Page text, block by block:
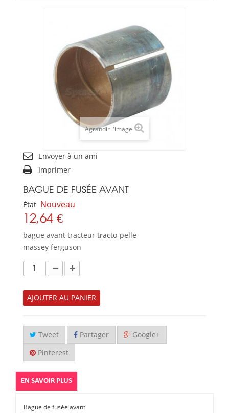
Agrandir l'image
Envoyer à un ami
Imprimer
BAGUE DE FUSÉE AVANT
État Nouveau
12,64 €
bague avant tracteur tracto-pelle
massey ferguson
AJOUTER AU PANIER
Tweet Partager Google+
Pinterest
EN SAVOIR PLUS
Bague de fusée avant